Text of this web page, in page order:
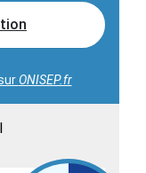
ONISEP.fr